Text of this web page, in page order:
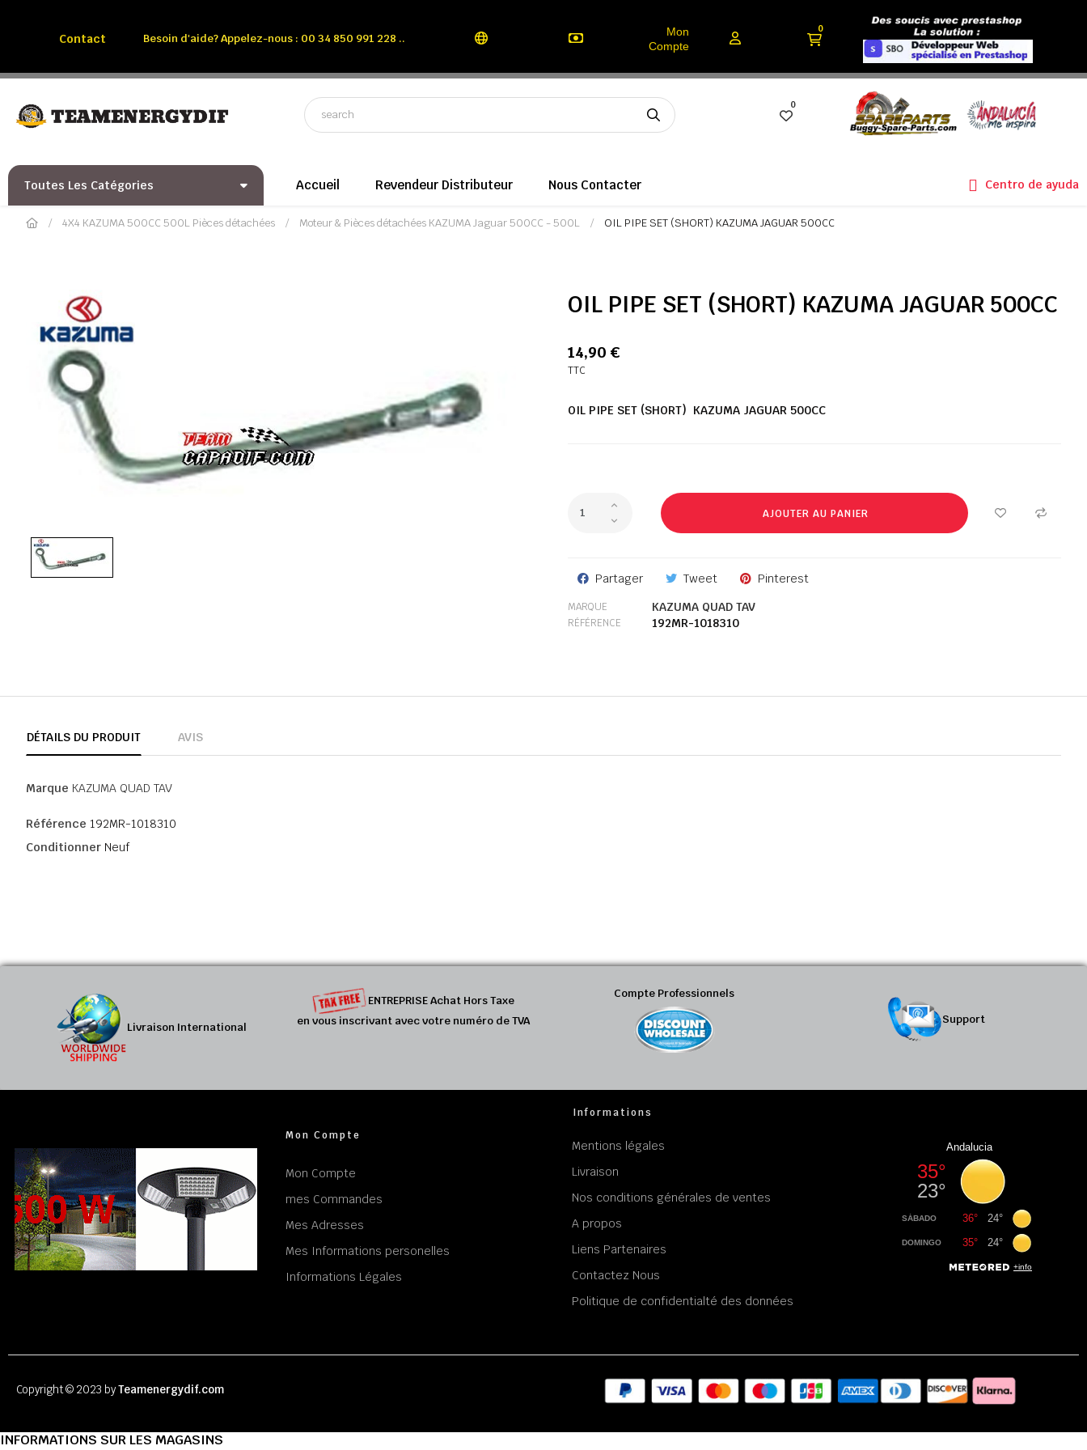
Contact Besoin d'aide? Appelez-nous : 00 34 850 991 228 ..
Mon
Compte
0
0
Toutes Les Catégories Accueil Revendeur Distributeur Nous Contacter Centro de ayuda
4X4 KAZUMA 500CC 500L Pièces détachées Moteur & Pièces détachées KAZUMA Jaguar 500CC - 500L OIL PIPE SET (SHORT) KAZUMA JAGUAR 500CC
OIL PIPE SET (SHORT) KAZUMA JAGUAR 500CC
14,90 €
TTC
OIL PIPE SET (SHORT) KAZUMA JAGUAR 500CC
AJOUTER AU PANIER
Partager Tweet Pinterest
MARQUE KAZUMA QUAD TAV
RÉFÉRENCE 192MR-1018310
DÉTAILS DU PRODUIT AVIS
Marque KAZUMA QUAD TAV
Référence 192MR-1018310
Conditionner Neuf
Livraison International
ENTREPRISE Achat Hors Taxe
en vous inscrivant avec votre numéro de TVA
Compte Professionnels
Support
Mon Compte
Mon Compte
mes Commandes
Mes Adresses
Mes Informations personelles
Informations Légales
Informations
Mentions légales
Livraison
Nos conditions générales de ventes
A propos
Liens Partenaires
Contactez Nous
Politique de confidentialté des données
Copyright © 2023 byTeamenergydif.com
INFORMATIONS SUR LES MAGASINS